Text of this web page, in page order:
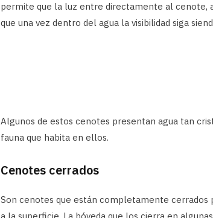
permite que la luz entre directamente al cenote,
que una vez dentro del agua la visibilidad siga
Algunos de estos cenotes presentan agua tan
fauna que habita en ellos.
Cenotes cerrados
Son cenotes que están completamente cerrados